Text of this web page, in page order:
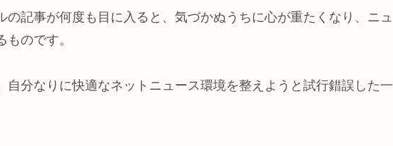
の記事が何度も目に入ると、気づかぬうちに心が重たくなり、ニュ
のです。
自分なりに快適なネットニュース環境を整えようと試行錯誤した一